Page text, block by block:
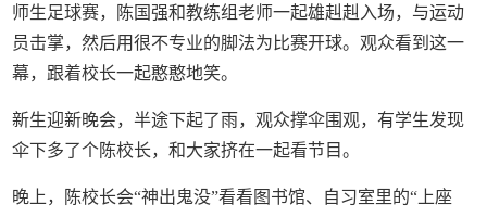
师生足球赛，陈国强和教练组老师一起雄赳赳入场，与运动
员击掌，然后用很不专业的脚法为比赛开球。观众看到这一
幕，跟着校长一起憨憨地笑。
新生迎新晚会，半途下起了雨，观众撑伞围观，有学生发现
伞下多了个陈校长，和大家挤在一起看节目。
晚上，陈校长会“神出鬼没”看看图书馆、自习室里的“上座